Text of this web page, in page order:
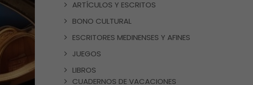
ARTÍCULOS Y ESCRITOS
BONO CULTURAL
ESCRITORES MEDINENSES Y AFINES
JUEGOS
LIBROS
CUADERNOS DE VACACIONES